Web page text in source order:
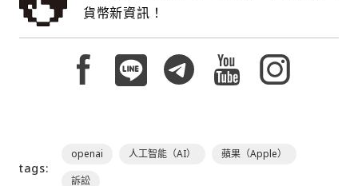
貨幣新資訊！
tags:
openai 人工智能（AI）
蘋果（Apple）
訴訟